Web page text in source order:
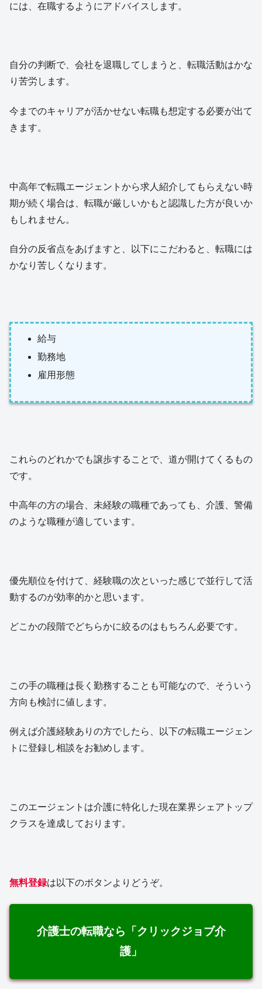
には、在職するようにアドバイスします。
自分の判断で、会社を退職してしまうと、転職活動はかな
り苦労します。
今までのキャリアが活かせない転職も想定する必要が出て
きます。
中高年で転職エージェントから求人紹介してもらえない時
期が続く場合は、転職が厳しいかもと認識した方が良いか
もしれません。
自分の反省点をあげますと、以下にこだわると、転職には
かなり苦しくなります。
給与
勤務地
雇用形態
これらのどれかでも譲歩することで、道が開けてくるもの
です。
中高年の方の場合、未経験の職種であっても、介護、警備
のような職種が適しています。
優先順位を付けて、経験職の次といった感じで並行して活
動するのが効率的かと思います。
どこかの段階でどちらかに絞るのはもちろん必要です。
この手の職種は長く勤務することも可能なので、そういう
方向も検討に値します。
例えば介護経験ありの方でしたら、以下の転職エージェン
トに登録し相談をお勧めします。
このエージェントは介護に特化した現在業界シェアトップ
クラスを達成しております。
無料登録は以下のボタンよりどうぞ。
介護士の転職なら「クリックジョブ介
護」